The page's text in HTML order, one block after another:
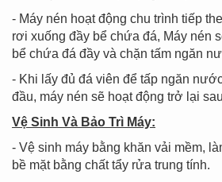
- Máy nén hoạt động chu trình tiếp
rơi xuống đầy bể chứa đá, Máy nén
bể chứa đá đầy và chặn tấm ngăn
- Khi lấy đủ đá viên để tấp ngăn
đầu, máy nén sẽ hoạt động trở lại
Vệ Sinh Và Bảo Trì Máy:
- Vệ sinh máy bằng khăn vải mềm,
bề mặt bằng chất tẩy rửa trung tính.